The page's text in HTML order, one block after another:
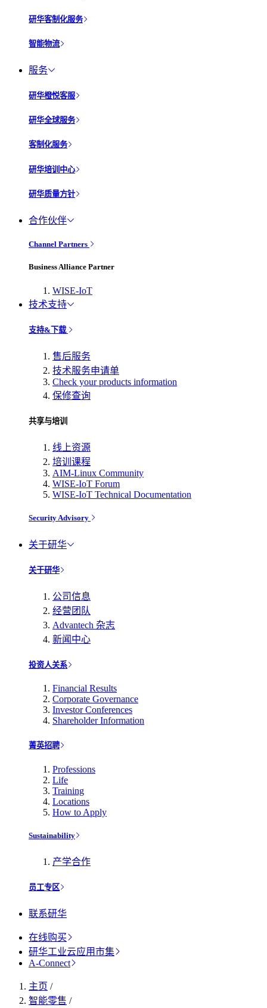
研华客制化服务
智能物流
服务
研华橙悦客服
研华全球服务
客制化服务
研华培训中心
研华质量方针
合作伙伴
Channel Partners
Business Alliance Partner
WISE-IoT
技术支持
支持&下载
售后服务
技术服务申请单
Check your products information
保修查询
共享与培训
线上资源
培训课程
AIM-Linux Community
WISE-IoT Forum
WISE-IoT Technical Documentation
Security Advisory
关于研华
关于研华
公司信息
经营团队
Advantech 杂志
新闻中心
投资人关系
Financial Results
Corporate Governance
Investor Conferences
Shareholder Information
菁英招聘
Professions
Life
Training
Locations
How to Apply
Sustainability
产学合作
员工专区
联系研华
在线购买
研华工业云应用市集
A-Connect
主页 /
智能零售 /